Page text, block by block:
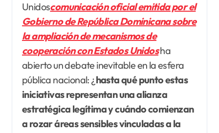
Unidoscomunicación oficial emitida por el
Gobierno de República Dominicana sobre
la ampliación de mecanismos de
cooperación con Estados Unidosha
abierto un debate inevitable en la esfera
pública nacional: ¿hasta qué punto estas
iniciativas representan una alianza
estratégica legítima y cuándo comienzan
a rozar áreas sensibles vinculadas a la